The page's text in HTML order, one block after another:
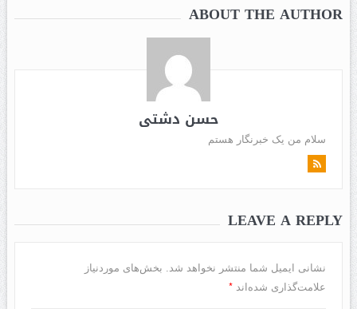
ABOUT THE AUTHOR
حسن دشتی
سلام من یک خبرنگار هستم
LEAVE A REPLY
نشانی ایمیل شما منتشر نخواهد شد. بخش‌های موردنیاز
علامت‌گذاری شده‌اند *